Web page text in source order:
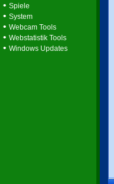
• Spiele
• System
• Webcam Tools
• Webstatistik Tools
• Windows Updates